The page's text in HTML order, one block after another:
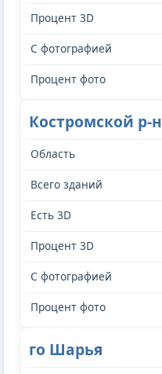
Костромской р-н
го Шарья